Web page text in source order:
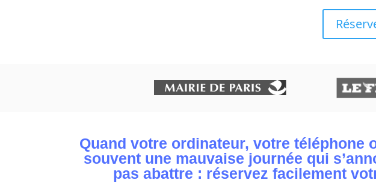
Quand votre ordinateur, votre téléphone
souvent une mauvaise journée qui
pas abattre : réservez facilement